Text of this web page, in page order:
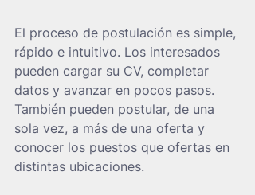
El proceso de postulación es simple,
rápido e intuitivo. Los interesados
pueden cargar su CV, completar
datos y avanzar en pocos pasos.
También pueden postular, de una
sola vez, a más de una oferta y
conocer los puestos que ofertas en
distintas ubicaciones.